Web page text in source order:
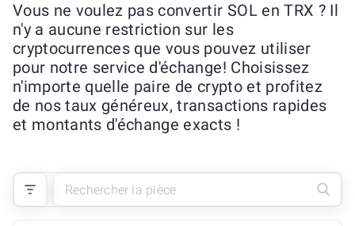
Vous ne voulez pas convertir SOL en TRX ? Il
n'y a aucune restriction sur les
cryptocurrences que vous pouvez utiliser
pour notre service d'échange! Choisissez
n'importe quelle paire de crypto et profitez
de nos taux généreux, transactions rapides
et montants d'échange exacts !